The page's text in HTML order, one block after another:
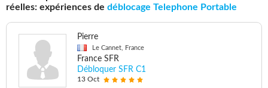
réelles: expériences de déblocage Telephone Portable
Pierre
Le Cannet, France
France SFR
Débloquer SFR C1
13 Oct